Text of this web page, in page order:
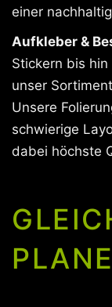
einer
Aufkleber &
Stickern bis
unser
Unsere
schwierige
dabei höchste